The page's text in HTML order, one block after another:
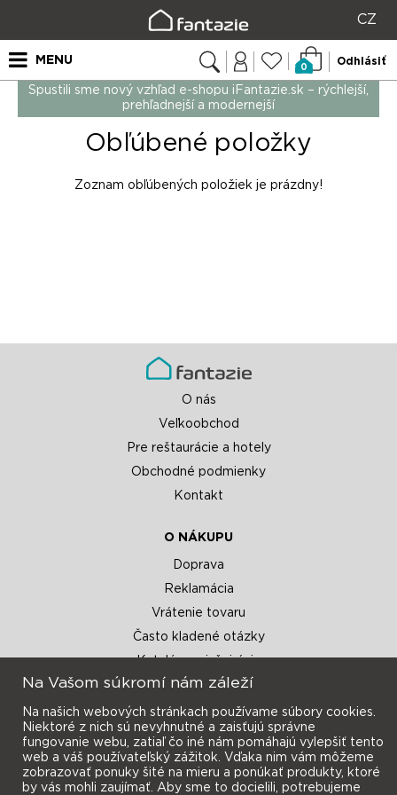
CZ
MENU
0
Odhlásiť
Spustili sme nový vzhľad e-shopu iFantazie.sk – rýchlejší,
prehľadnejší a modernejší
Obľúbené položky
Zoznam obľúbených položiek je prázdny!
O nás
Veľkoobchod
Pre reštaurácie a hotely
Obchodné podmienky
Kontakt
O NÁKUPU
Doprava
Reklamácia
Vrátenie tovaru
Často kladené otázky
Katalógy a inšpirácie
Novinky e-mailom Prihlásiť sa
Na Vašom súkromí nám záleží
Na našich webových stránkach používame súbory cookies.
Niektoré z nich sú nevyhnutné a zaisťujú správne
fungovanie webu, zatiaľ čo iné nám pomáhajú vylepšiť tento
web a váš používateľský zážitok. Vďaka nim vám môžeme
zobrazovať ponuky šité na mieru a ponúkať produkty, ktoré
by vás mohli zaujímať. Aby sme to docielili, potrebujeme